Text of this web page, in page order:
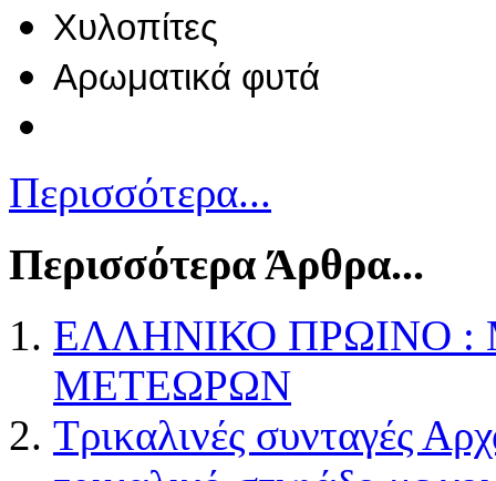
Χυλοπίτες
Αρωματικά φυτά
Περισσότερα...
Περισσότερα Άρθρα...
ΕΛΛΗΝΙΚΟ ΠΡΩΙΝΟ :
ΜΕΤΕΩΡΩΝ
Τρικαλινές συνταγές